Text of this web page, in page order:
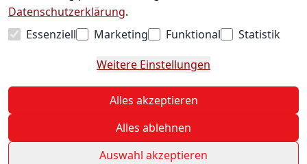
Datenschutzerklärung.
Essenziell
Marketing Funktional
Statistik
Weitere Einstellungen
Alles akzeptieren
Alles ablehnen
Auswahl akzeptieren
Zahlarten
© 2026 Sweets Online